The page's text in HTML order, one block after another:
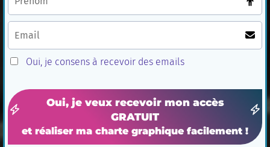
Oui, je consens à recevoir des emails
Oui, je veux recevoir mon accès
GRATUIT
et réaliser ma charte graphique facilement !